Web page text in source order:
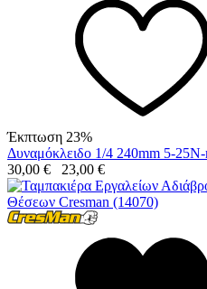
Έκπτωση 23%
Δυναμόκλειδο 1/4 240mm 5-
30,00 € 23,00 €